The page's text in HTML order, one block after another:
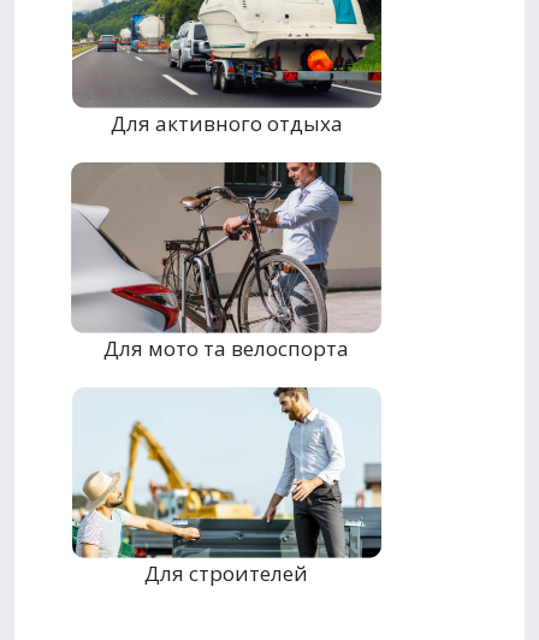
Для активного отдыха
Для мото та велоспорта
Для строителей